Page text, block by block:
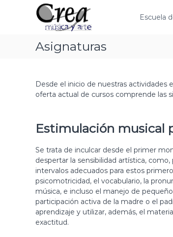
a
i
y
r
t
e
c
ú
i
c
a
,
t
e
Escuela
Asignaturas
Desde el inicio de nuestras actividades
oferta actual de cursos comprende las
Estimulación musical
Se trata de inculcar desde el primer
despertar la sensibilidad artística,
intervalos adecuados para estos
psicomotricidad, el vocabulario, la
música, e incluso el manejo de
participación activa de la madre o el
aprendizaje y utilizar, además, el
exactitud.